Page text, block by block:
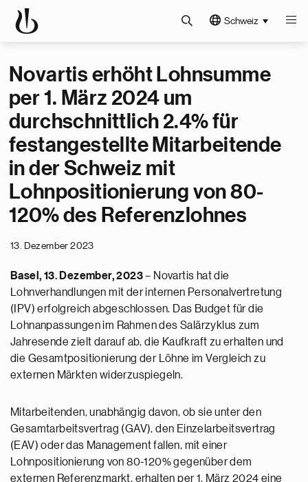
Schweiz
Novartis erhöht Lohnsumme
per 1. März 2024 um
durchschnittlich 2.4% für
festangestellte Mitarbeitende
in der Schweiz mit
Lohnpositionierung von 80-
120% des Referenzlohnes
13. Dezember 2023
Basel, 13. Dezember, 2023– Novartis hat die
Lohnverhandlungen mit der internen Personalvertretung
(IPV) erfolgreich abgeschlossen. Das Budget für die
Lohnanpassungen im Rahmen des Salärzyklus zum
Jahresende zielt darauf ab, die Kaufkraft zu erhalten und
die Gesamtpositionierung der Löhne im Vergleich zu
externen Märkten widerzuspiegeln.
Mitarbeitenden, unabhängig davon, ob sie unter den
Gesamtarbeitsvertrag (GAV), den Einzelarbeitsvertrag
(EAV) oder das Management fallen, mit einer
Lohnpositionierung von 80-120% gegenüber dem
externen Referenzmarkt, erhalten per 1. März 2024 eine